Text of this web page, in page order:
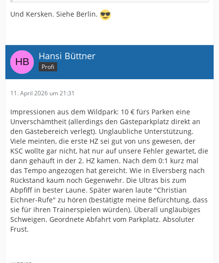
Und Kersken. Siehe Berlin.
Hansi Büttner
Profi
11. April 2026 um 21:31
Impressionen aus dem Wildpark: 10 € fürs Parken eine
Unverschämtheit (allerdings den Gästeparkplatz direkt an
den Gästebereich verlegt). Unglaubliche Unterstützung.
Viele meinten, die erste HZ sei gut von uns gewesen, der
KSC wollte gar nicht, hat nur auf unsere Fehler gewartet, die
dann gehäuft in der 2. HZ kamen. Nach dem 0:1 kurz mal
das Tempo angezogen hat gereicht. Wie in Elversberg nach
Rückstand kaum noch Gegenwehr. Die Ultras bis zum
Abpfiff in bester Laune. Später waren laute "Christian
Eichner-Rufe" zu hören (bestätigte meine Befürchtung, dass
sie für ihren Trainerspielen würden). Überall ungläubiges
Schweigen. Geordnete Abfahrt vom Parkplatz. Absoluter
Frust.